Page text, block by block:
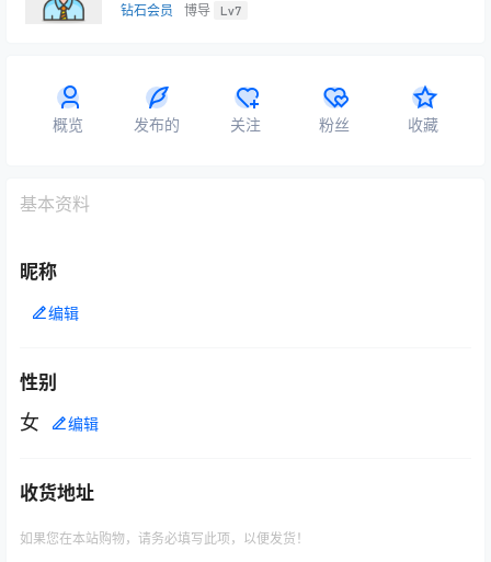
钻石会员 博导 Lv7
概览 发布的 关注 粉丝 收藏
基本资料
昵称
编辑
性别
女 编辑
收货地址
如果您在本站购物，请务必填写此项，以便发货！